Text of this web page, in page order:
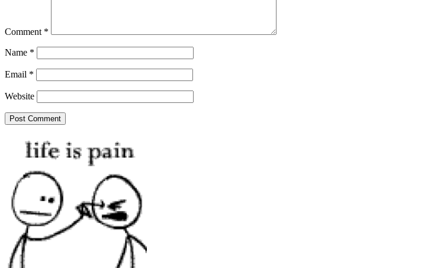
Comment *
Name *
Email *
Website